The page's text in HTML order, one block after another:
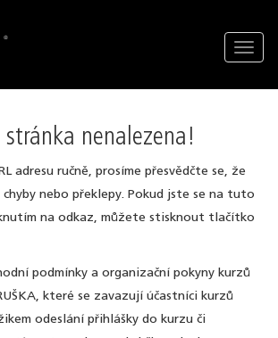
stránka nenalezena!
adresu ručně, prosíme přesvědčte se, že
chyby nebo překlepy. Pokud jste se na tuto
na odkaz, můžete stisknout tlačítko
podmínky a organizační pokyny kurzů
které se zavazují účastníci kurzů
odeslání přihlášky do kurzu či